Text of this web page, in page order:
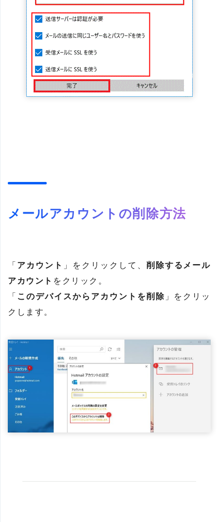
メールアカウントの削除方法
「 アカウント 」をクリックして、 削除するメール
アカウント をクリック。
「 このデバイスからアカウントを削除 」をクリッ
クします。